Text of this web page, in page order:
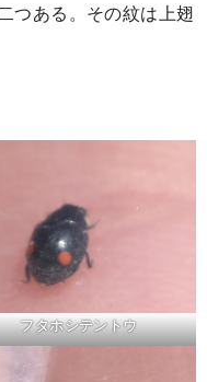
つある。その紋は上翅
フタホシテントウ